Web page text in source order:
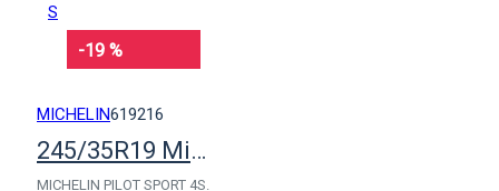
-19 %
MICHELIN619216
245/35R19 Michelin Pilot Sport 4 S
MICHELIN PILOT SPORT 4S.